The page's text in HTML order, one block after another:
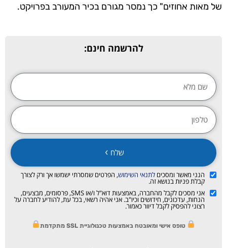
של מאות אחוזים" כך נמסר מגורם בכיר המעורב בפרויקט.
להרשמה חינם:
הנני מאשר ומסכים לתנאי השימוש, הפרטים שמסרתי ישמשו אך ורק לצורך
קבלת פניות בנושא זה.
אני מסכים לקבל מהחברה, באמצעות דוא"ל ו/או SMS, פרסומים, מבצעים,
הנחות, עדכונים, חידושים וכיו"ב. אני אהיה רשאי, בכל עת, להודיע לחברה על
רצוני להפסיק לקבל דיוור כאמור.
שלח
טופס אישי ומאובטח באמצעות טכנולוגיית SSL מתקדמת